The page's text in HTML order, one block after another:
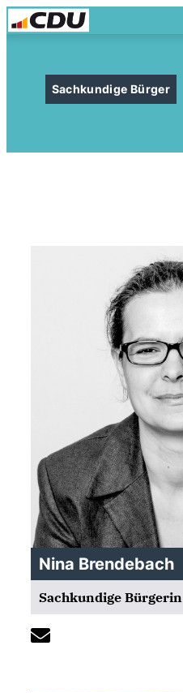
Sachkundige Bürger
Nina Brendebach
Sachkundige Bürgerin